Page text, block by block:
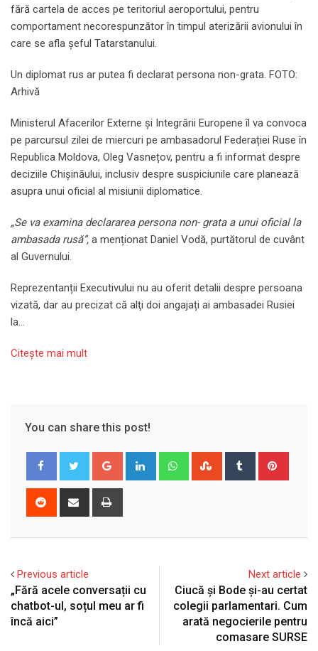
fără cartela de acces pe teritoriul aeroportului, pentru
comportament necorespunzător în timpul aterizării avionului în
care se afla șeful Tatarstanului.
Un diplomat rus ar putea fi declarat persona non-grata. FOTO:
Arhivă
Ministerul Afacerilor Externe și Integrării Europene îl va convoca
pe parcursul zilei de miercuri pe ambasadorul Federației Ruse în
Republica Moldova, Oleg Vasnețov, pentru a fi informat despre
deciziile Chișinăului, inclusiv despre suspiciunile care planează
asupra unui oficial al misiunii diplomatice.
„Se va examina declararea persona non- grata a unui oficial la
ambasada rusă”, a menționat Daniel Vodă, purtătorul de cuvânt
al Guvernului.
Reprezentanții Executivului nu au oferit detalii despre persoana
vizată, dar au precizat că alţi doi angajați ai ambasadei Rusiei
la…
Citeşte mai mult
You can share this post!
Google+ LinkedIn WhatsappStumbleUpon
Tumblr
Reddit
Share
Previous article
„Fără acele conversații cu
chatbot-ul, soțul meu ar fi
încă aici”
Next article
Ciucă și Bode și-au certat
colegii parlamentari. Cum
arată negocierile pentru
comasare SURSE